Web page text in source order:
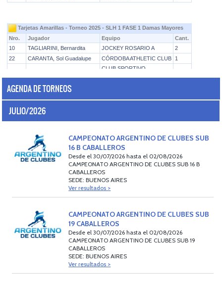
AGENDA DE TORNEOS
JULIO/2026
CAMPEONATO ARGENTINO DE CLUBES SUB
16 B CABALLEROS
Desde el 30/07/2026 hasta el 02/08/2026
CAMPEONATO ARGENTINO DE CLUBES SUB 16 B
CABALLEROS
SEDE: BUENOS AIRES
Ver resultados >
CAMPEONATO ARGENTINO DE CLUBES SUB
19 CABALLEROS
Desde el 30/07/2026 hasta el 02/08/2026
CAMPEONATO ARGENTINO DE CLUBES SUB 19
CABALLEROS
SEDE: BUENOS AIRES
Ver resultados >